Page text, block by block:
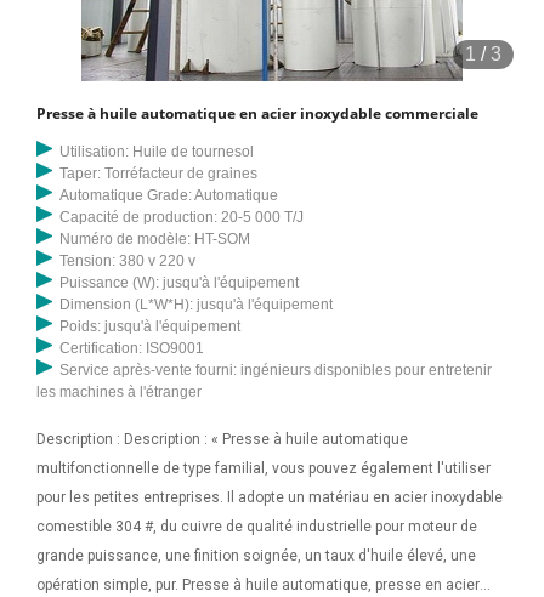
1 /3
Presse à huile automatique en acier inoxydable commerciale
Utilisation: Huile de tournesol
Taper: Torréfacteur de graines
Automatique Grade: Automatique
Capacité de production: 20-5 000 T/J
Numéro de modèle: HT-SOM
Tension: 380 v 220 v
Puissance (W): jusqu'à l'équipement
Dimension (L*W*H): jusqu'à l'équipement
Poids: jusqu'à l'équipement
Certification: ISO9001
Service après-vente fourni: ingénieurs disponibles pour entretenir
les machines à l'étranger
Description : Description : « Presse à huile automatique
multifonctionnelle de type familial, vous pouvez également l'utiliser
pour les petites entreprises. Il adopte un matériau en acier inoxydable
comestible 304 #, du cuivre de qualité industrielle pour moteur de
grande puissance, une finition soignée, un taux d'huile élevé, une
opération simple, pur. Presse à huile automatique, presse en acier